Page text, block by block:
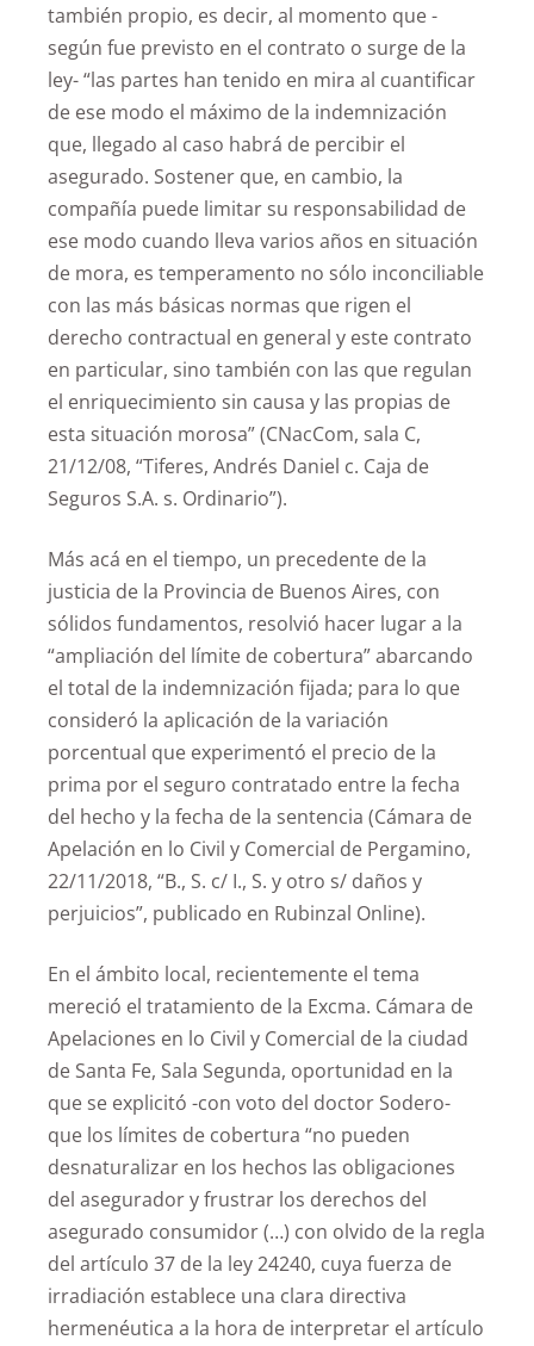
también propio, es decir, al momento que -
según fue previsto en el contrato o surge de la
ley- “las partes han tenido en mira al cuantificar
de ese modo el máximo de la indemnización
que, llegado al caso habrá de percibir el
asegurado. Sostener que, en cambio, la
compañía puede limitar su responsabilidad de
ese modo cuando lleva varios años en situación
de mora, es temperamento no sólo inconciliable
con las más básicas normas que rigen el
derecho contractual en general y este contrato
en particular, sino también con las que regulan
el enriquecimiento sin causa y las propias de
esta situación morosa” (CNacCom, sala C,
21/12/08, “Tiferes, Andrés Daniel c. Caja de
Seguros S.A. s. Ordinario”).
Más acá en el tiempo, un precedente de la
justicia de la Provincia de Buenos Aires, con
sólidos fundamentos, resolvió hacer lugar a la
“ampliación del límite de cobertura” abarcando
el total de la indemnización fijada; para lo que
consideró la aplicación de la variación
porcentual que experimentó el precio de la
prima por el seguro contratado entre la fecha
del hecho y la fecha de la sentencia (Cámara de
Apelación en lo Civil y Comercial de Pergamino,
22/11/2018, “B., S. c/ I., S. y otro s/ daños y
perjuicios”, publicado en Rubinzal Online).
En el ámbito local, recientemente el tema
mereció el tratamiento de la Excma. Cámara de
Apelaciones en lo Civil y Comercial de la ciudad
de Santa Fe, Sala Segunda, oportunidad en la
que se explicitó -con voto del doctor Sodero-
que los límites de cobertura “no pueden
desnaturalizar en los hechos las obligaciones
del asegurador y frustrar los derechos del
asegurado consumidor (…) con olvido de la regla
del artículo 37 de la ley 24240, cuya fuerza de
irradiación establece una clara directiva
hermenéutica a la hora de interpretar el artículo